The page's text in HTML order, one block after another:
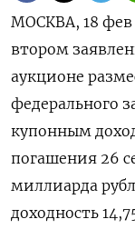
МОСКВА, 18
втором
‌аукционе
федерального
купонным
⁠погашения 26
миллиарда
доходность